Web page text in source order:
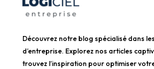
Découvrez notre blog spécialisé dans
d’entreprise. Explorez nos articles
trouvez l’inspiration pour optimiser